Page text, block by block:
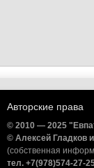
Авторские права
© 2010 — 2025
© Алексей Гладков
(собственная
тел. +7(978)574-27-